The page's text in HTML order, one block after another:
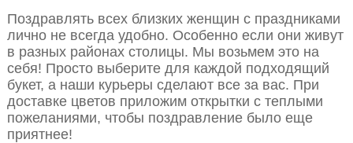
Поздравлять всех близких женщин с праздниками
лично не всегда удобно. Особенно если они живут
в разных районах столицы. Мы возьмем это на
себя! Просто выберите для каждой подходящий
букет, а наши курьеры сделают все за вас. При
доставке цветов приложим открытки с теплыми
пожеланиями, чтобы поздравление было еще
приятнее!